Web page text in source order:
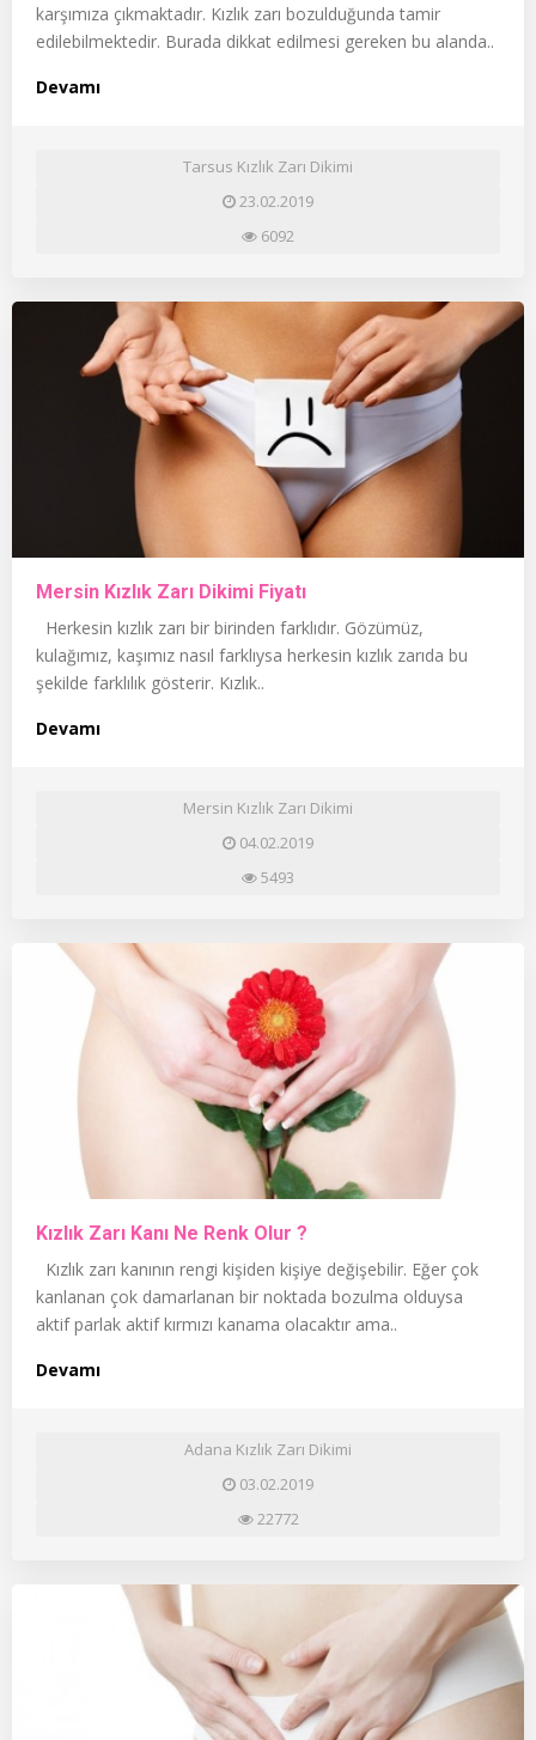
karşımıza çıkmaktadır. Kızlık zarı bozulduğunda tamir
edilebilmektedir. Burada dikkat edilmesi gereken bu alanda..
Devamı
Tarsus Kızlık Zarı Dikimi
23.02.2019
6092
Mersin Kızlık Zarı Dikimi Fiyatı
Herkesin kızlık zarı bir birinden farklıdır. Gözümüz,
kulağımız, kaşımız nasıl farklıysa herkesin kızlık zarıda bu
şekilde farklılık gösterir. Kızlık..
Devamı
Mersin Kızlık Zarı Dikimi
04.02.2019
5493
Kızlık Zarı Kanı Ne Renk Olur ?
Kızlık zarı kanının rengi kişiden kişiye değişebilir. Eğer çok
kanlanan çok damarlanan bir noktada bozulma olduysa
aktif parlak aktif kırmızı kanama olacaktır ama..
Devamı
Adana Kızlık Zarı Dikimi
03.02.2019
22772